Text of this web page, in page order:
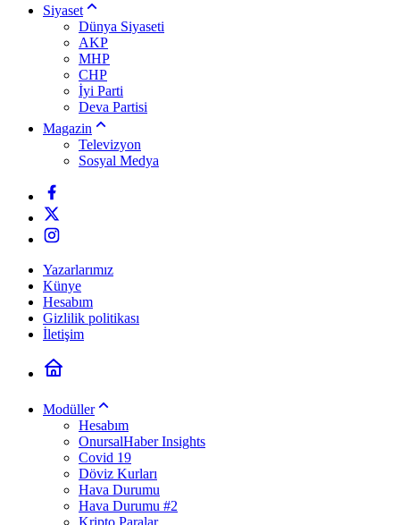
Siyaset
Dünya Siyaseti
AKP
MHP
CHP
İyi Parti
Deva Partisi
Magazin
Televizyon
Sosyal Medya
Yazarlarımız
Künye
Hesabım
Gizlilik politikası
İletişim
Modüller
Hesabım
OnursalHaber Insights
Covid 19
Döviz Kurları
Hava Durumu
Hava Durumu #2
Kripto Paralar